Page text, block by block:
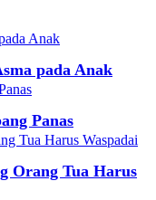
pada Anak
Panas
Orang Tua Harus